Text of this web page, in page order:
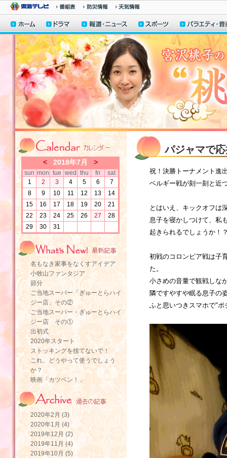
パジャマで
祝！決勝トーナメント進
ベルギー戦が刻一刻と近
とはいえ、キックオフは
息子を寝かしつけて、私
起きられるでしょうか！
初戦のコロンビア戦は子
た。
小さめの音量で観戦しな
隣ですやすや眠る息子の
ふと思いつきスマホで"
< 2018年7月 >
sun mon tue wed thu fri
sat
1
2 3 4 5 6
7
8
9 10 11 12 13
14
15
16 17 18 19 20
21
22
23 24 25 26 27
28
29
30 31
名もなき家事をなくすアイデア
小牧山ファンタジア
節分
ご当地スーパー「ぎゅーとらハイ
ジー店」その②
ご当地スーパー・ぎゅーとらハイ
ジー店 その①
出初式
2020年スタート
ストッキングを捨てないで！
これ、どうやって使うでしょう
か？
映画「カツベン！」
2020年2月 (3)
2020年1月 (4)
2019年12月 (2)
2019年11月 (4)
2019年10月 (5)